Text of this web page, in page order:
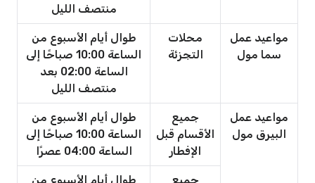
منتصف الليل
مواعيد عمل
سما مول
محلات
التجزئة
طوال أيام الأسبوع من
الساعة 10:00 صباحًا إلى
الساعة 02:00 بعد
منتصف الليل
مواعيد عمل
البيرق مول
جميع
الأقسام قبل
الإفطار
طوال أيام الأسبوع من
الساعة 10:00 صباحًا إلى
الساعة 04:00 عصرًا
جميع
طوال أيام الأسبوع من